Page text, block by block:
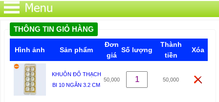
THÔNG TIN GIỎ HÀNG
Hình ảnh Sản phẩm
Đơn
giá
Số lượng
Thành
tiền
Xóa
KHUÔN ĐỔ THẠCH
BI 10 NGĂN 3.2 CM
50,000 50,000